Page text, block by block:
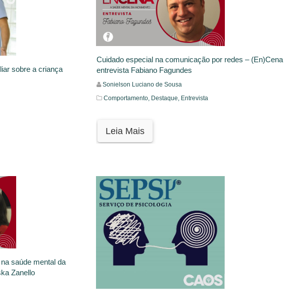
sobre a criança
Cuidado especial na comunicação por redes – (En)Cena
entrevista Fabiano Fagundes
Sonielson Luciano de Sousa
Comportamento, Destaque, Entrevista
Leia Mais
saúde mental da
Zanello